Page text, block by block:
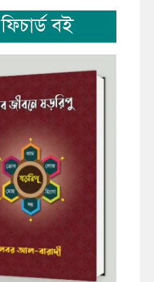
ফিচার্ড বই